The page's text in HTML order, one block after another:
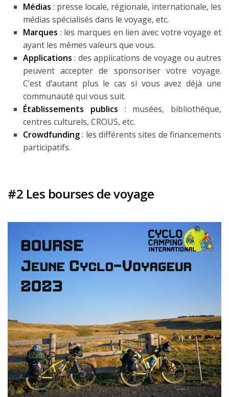
Médias : presse locale, régionale, internationale, les
médias spécialisés dans le voyage, etc.
Marques : les marques en lien avec votre voyage et
ayant les mêmes valeurs que vous.
Applications : des applications de voyage ou autres
peuvent accepter de sponsoriser votre voyage.
C’est d’autant plus le cas si vous avez déjà une
communauté qui vous suit.
Établissements publics : musées, bibliothèque,
centres culturels, CROUS, etc.
Crowdfunding: les différents sites de financements
participatifs.
#2 Les bourses de voyage